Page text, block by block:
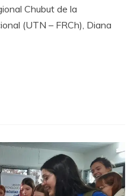
Chubut de la
(UTN – FRCh), Diana